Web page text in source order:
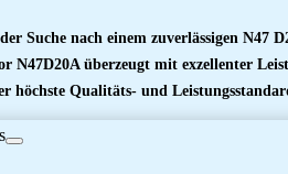
Suche nach einem zuverlässigen
N47D20A überzeugt mit exzellenter
höchste Qualitäts- und